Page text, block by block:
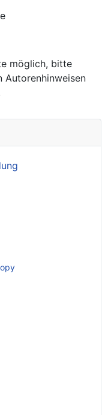
möglich, bitte
Autorenhinweisen